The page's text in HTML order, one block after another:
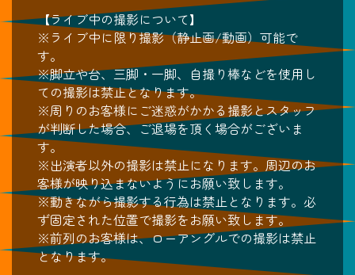
【ライブ中の撮影について】
※ライブ中に限り撮影（静止画/動画）可能で
す。
※脚立や台、三脚・一脚、自撮り棒などを使用し
ての撮影は禁止となります。
※周りのお客様にご迷惑がかかる撮影とスタッフ
が判断した場合、ご退場を頂く場合がございま
す。
※出演者以外の撮影は禁止になります。周辺のお
客様が映り込まないようにお願い致します。
※動きながら撮影する行為は禁止となります。必
ず固定された位置で撮影をお願い致します。
※前列のお客様は、ローアングルでの撮影は禁止
となります。